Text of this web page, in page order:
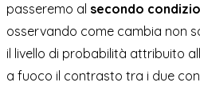
passeremo al secondo
osservando come cambia non
il livello di probabilità attribuito
a fuoco il contrasto tra i due